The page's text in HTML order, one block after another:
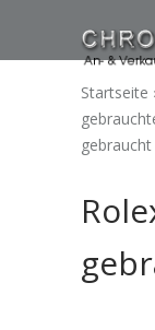
Startseite
gebraucht